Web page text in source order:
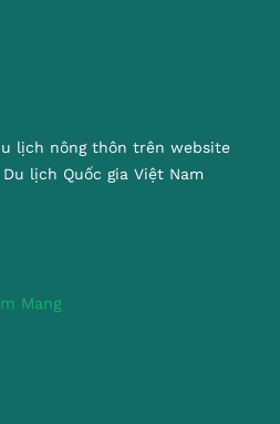
lịch nông thôn trên website
lịch Quốc gia Việt Nam